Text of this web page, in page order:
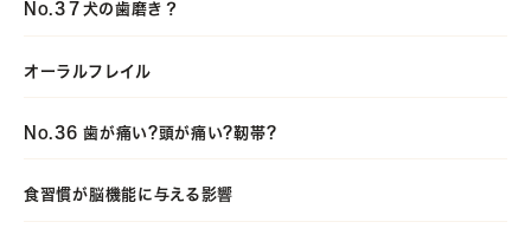
No.3７犬の歯磨き？
オーラルフレイル
No.36 歯が痛い?頭が痛い?靭帯?
食習慣が脳機能に与える影響